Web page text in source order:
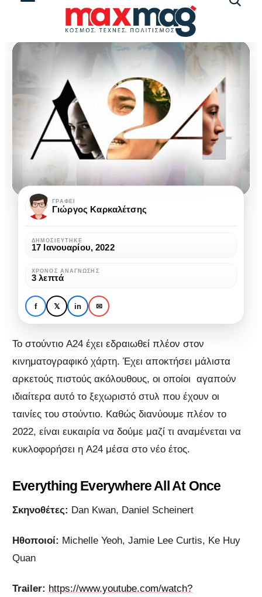
ΚΙΝΗΜΑΤΟΓΡΆΦΟΣ ΛΊΣΤΕΣ ΤΑΙΝΙΏΝ
A24: Οι ταινίες που
αναμένεται να
κυκλοφορήσει μέσα στο
2022
A24:
ταινίες
που
αναμένεται
κυκλοφορήσει
μέσα
2022
ΓΡΆΦΕΙ
Γιώργος Καρκαλέτσης
ΔΗΜΟΣΙΕΎΤΗΚΕ
17 Ιανουαρίου, 2022
ΧΡΌΝΟΣ ΑΝΆΓΝΩΣΗΣ
3 λεπτά
f 𝕏 in ✉
Το στούντιο A24 έχει εδραιωθεί πλέον στον
κινηματογραφικό χάρτη. Έχει αποκτήσει μάλιστα
αρκετούς πιστούς ακόλουθους, οι οποίοι αγαπούν
ιδιαίτερα αυτό το ξεχωριστό στυλ που έχουν οι
ταινίες του στούντιο. Καθώς διανύουμε πλέον το
2022, είναι ευκαιρία να δούμε μαζί τι αναμένεται να
κυκλοφορήσει η A24 μέσα στο νέο έτος.
Everything Everywhere All At Once
Σκηνοθέτες: Dan Kwan, Daniel Scheinert
Ηθοποιοί: Michelle Yeoh, Jamie Lee Curtis, Ke Huy
Quan
Trailer: https://www.youtube.com/watch?